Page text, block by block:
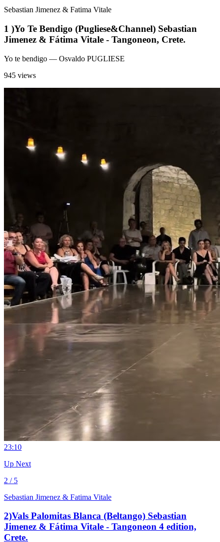
Sebastian Jimenez & Fatima Vitale
1 )Yo Te Bendigo (Pugliese&Channel) Sebastian
Jimenez & Fátima Vitale - Tangoneon, Crete.
Yo te bendigo — Osvaldo PUGLIESE
945 views
23:10
Up Next
2 / 5
Sebastian Jimenez & Fatima Vitale
2)Vals Palomitas Blanca (Beltango) Sebastian
Jimenez & Fátima Vitale - Tangoneon 4 edition,
Crete.